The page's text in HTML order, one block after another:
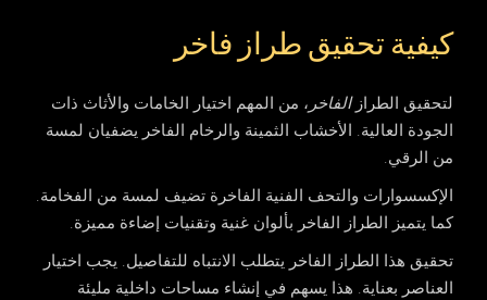
كيفية تحقيق طراز فاخر
لتحقيق الطرازالفاخر ، من المهم اختيار الخامات والأثاث ذات
الجودة العالية. الأخشاب الثمينة والرخام الفاخر يضفيان لمسة
من الرقي.
الإكسسوارات والتحف الفنية الفاخرة تضيف لمسة من الفخامة.
كما يتميز الطراز
الفاخر بألوان غنية وتقنيات إضاءة مميزة.
تحقيق هذا الطراز
الفاخر يتطلب الانتباه للتفاصيل. يجب اختيار
العناصر بعناية. هذا يسهم في إنشاء مساحات داخلية مليئة